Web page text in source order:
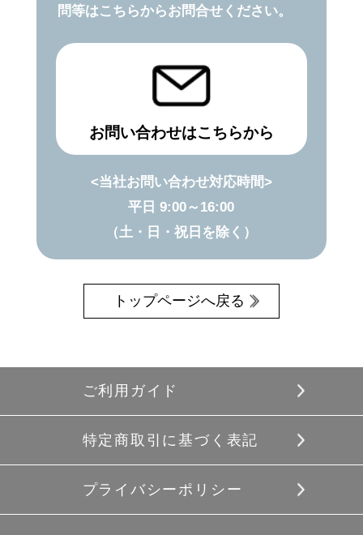
問等はこちらからお問合せください。
お問い合わせはこちらから
<当社お問い合わせ対応時間>
平日 9:00～16:00
（土・日・祝日を除く）
トップページへ戻る
ご利用ガイド
特定商取引に基づく表記
プライバシーポリシー